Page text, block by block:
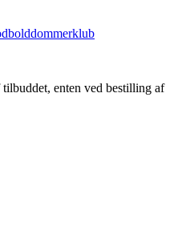
enten ved bestilling af